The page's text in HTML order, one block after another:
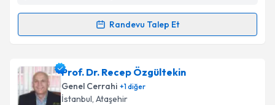
Kişisel verilerimin işlenmesine ilişkinAydınlatma
kapsamda işlenmesini kabul ediyorum.
Takvim Talebini Gönder
Randevu Talep Et
Randevu Takvimi Talebi
Op. Dr. Alper Kurtiçin randevu takvimi talebi
oluşturun. Size bu uzmandan randevu almanız için bir
takvim hazırlandığında e-posta ile bilgilendireceğiz.
Prof. Dr. Recep Özgültekin
Genel Cerrahi +1diğer
İstanbul, Ataşehir